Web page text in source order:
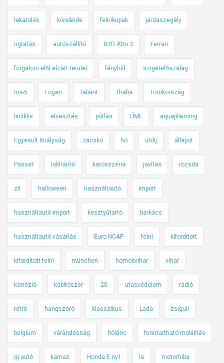
lakatolás kiss&ride felnikupak járdaszegély
ugratás autószállító BYD Atto 3 Ferrari
forgalom elől elzárt terület fényhíd szigetelőszalag
mx-5 Logan Taliant Thalia Törökország
biciklis elvesztés pótlás ÚME aquaplanning
Egyesült Királyság zacskó hó útdíj állapot
Passat lökhárító karosszéria javítás rozsda
zil halloween használtautó import
használtautó-import kesztyűtartó barkács
használtautó-vásárlás Euro NCAP felni kifordított
kifordított felni münchen homokvihar vihar
korrózió kábítószer 20 utasvédelem rádió
retró hangszóró klasszikus Lada zsiguli
belgium várandósság hólánc fenntartható mobilitás
új autó kamaz Honda E:ny1 la motorhiba